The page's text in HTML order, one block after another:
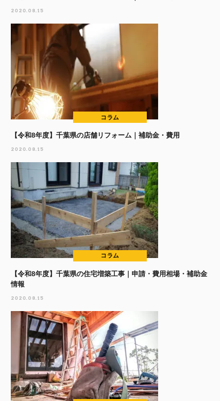
2020.08.15
コラム
【令和8年度】千葉県の店舗リフォーム｜補助金・費用
2020.08.15
コラム
【令和8年度】千葉県の住宅増築工事｜申請・費用相場・補助金
情報
2020.08.15